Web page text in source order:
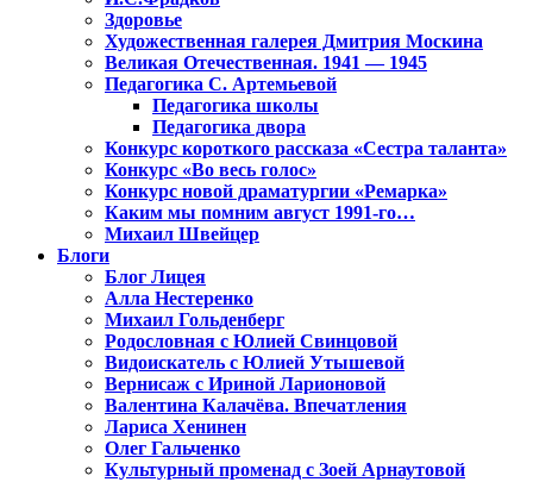
Здоровье
Художественная галерея Дмитрия Москина
Великая Отечественная. 1941 — 1945
Педагогика С. Артемьевой
Педагогика школы
Педагогика двора
Конкурс короткого рассказа «Сестра таланта»
Конкурс «Во весь голос»
Конкурс новой драматургии «Ремарка»
Каким мы помним август 1991-го…
Михаил Швейцер
Блоги
Блог Лицея
Алла Нестеренко
Михаил Гольденберг
Родословная с Юлией Свинцовой
Видоискатель с Юлией Утышевой
Вернисаж с Ириной Ларионовой
Валентина Калачёва. Впечатления
Лариса Хенинен
Олег Гальченко
Культурный променад с Зоей Арнаутовой